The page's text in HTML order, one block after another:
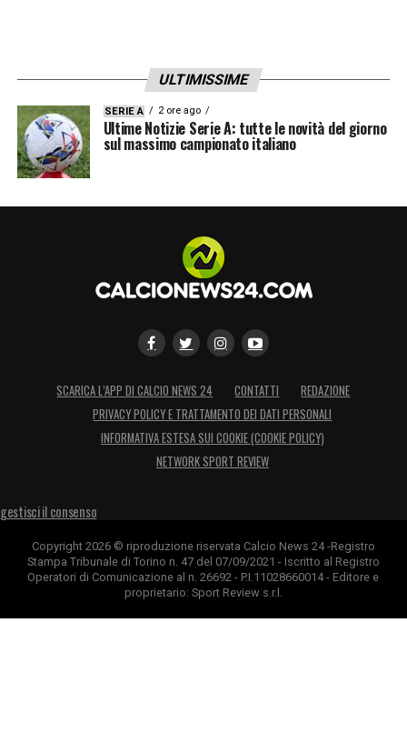
ULTIMISSIME
SERIE A 2 ore ago
Ultime Notizie Serie A: tutte le novità del giorno
sul massimo campionato italiano
SCARICA L’APP DI CALCIO NEWS 24 CONTATTI
REDAZIONE
PRIVACY POLICY E TRATTAMENTO DEI DATI PERSONALI
INFORMATIVA ESTESA SUI COOKIE (COOKIE POLICY)
NETWORK SPORT REVIEW
gestisci il consenso
Copyright 2026 © riproduzione riservata Calcio News 24 -Registro
Stampa Tribunale di Torino n. 47 del 07/09/2021 - Iscritto al Registro
Operatori di Comunicazione al n. 26692 - P.I.11028660014 - Editore e
proprietario: Sport Review s.r.l.